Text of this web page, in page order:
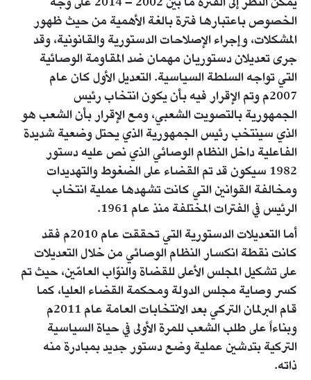
الخصوص باعتبارها فترة بالغة الأهمية من حيث ظهور
المشكلات، وإجراء الإصلاحات الدستورية والقانونية، وقد
جرى تعديلان دستوريان مهمان ضد المقاومة الوصائية
التي تواجه السلطة السياسية. التعديل الأول كان عام
2007م وتم الإقرار فيه بأن يكون انتخاب رئيس
الجمهورية بالتصويت الشعبي، ومع الإقرار بأن الشعب هو
الذي سينتخب رئيس الجمهورية الذي يحتل وضعية شديدة
الفاعلية داخل النظام الوصائي الذي نص عليه دستور
1982 سيكون قد تم القضاء على الضغوط والتهديدات
ومخالفة القوانين التي كانت تشهدها عملية انتخاب
الرئيس في الفترات المختلفة منذ عام 1961.
أما التعديلات الدستورية التي تحققت عام 2010م فقد
كانت نقطة انكسار النظام الوصائي من خلال التعديلات
على تشكيل المجلس الأعلى للقضاة والنوّاب العامّين، حيث تم
كسر وصاية مجلس الدولة ومحكمة القضاء العليا، كما
قام البرلمان التركي بعد الانتخابات العامة عام 2011م
وبناءاً على طلب الشعب للمرة الأولى في حياة السياسية
التركية بتدشين عملية وضع دستور جديد بمبادرة منه
ذاته.